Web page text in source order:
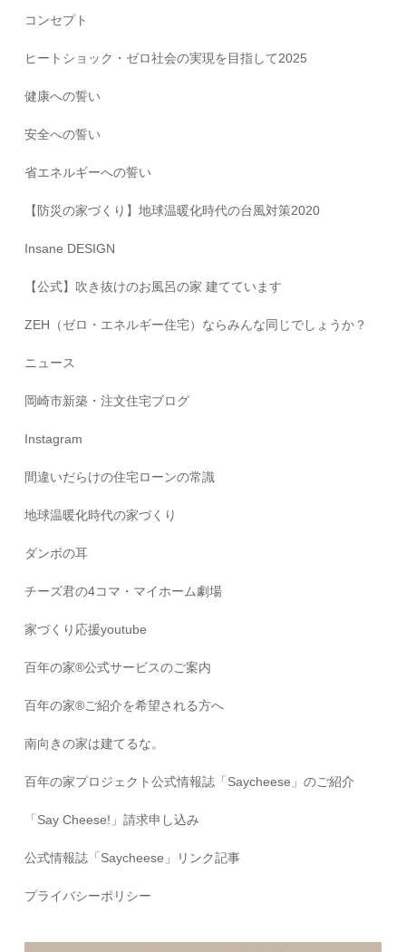
コンセプト
ヒートショック・ゼロ社会の実現を目指して2025
健康への誓い
安全への誓い
省エネルギーへの誓い
【防災の家づくり】地球温暖化時代の台風対策2020
Insane DESIGN
【公式】吹き抜けのお風呂の家 建てています
ZEH（ゼロ・エネルギー住宅）ならみんな同じでしょうか？
ニュース
岡崎市新築・注文住宅ブログ
Instagram
間違いだらけの住宅ローンの常識
地球温暖化時代の家づくり
ダンボの耳
チーズ君の4コマ・マイホーム劇場
家づくり応援youtube
百年の家®️公式サービスのご案内
百年の家®️ご紹介を希望される方へ
南向きの家は建てるな。
百年の家プロジェクト公式情報誌「Saycheese」のご紹介
「Say Cheese!」請求申し込み
公式情報誌「Saycheese」リンク記事
プライバシーポリシー